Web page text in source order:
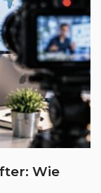
Wie